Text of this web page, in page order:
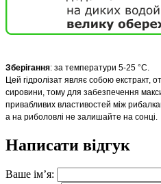
Зберігання: за температури 5-25 °С
Цей гідролізат являє собою екстракт,
сировини, тому для забезпечення
привабливих властивостей між
а на риболовлі не залишайте на сонці.
Написати відгук
Ваше ім’я: